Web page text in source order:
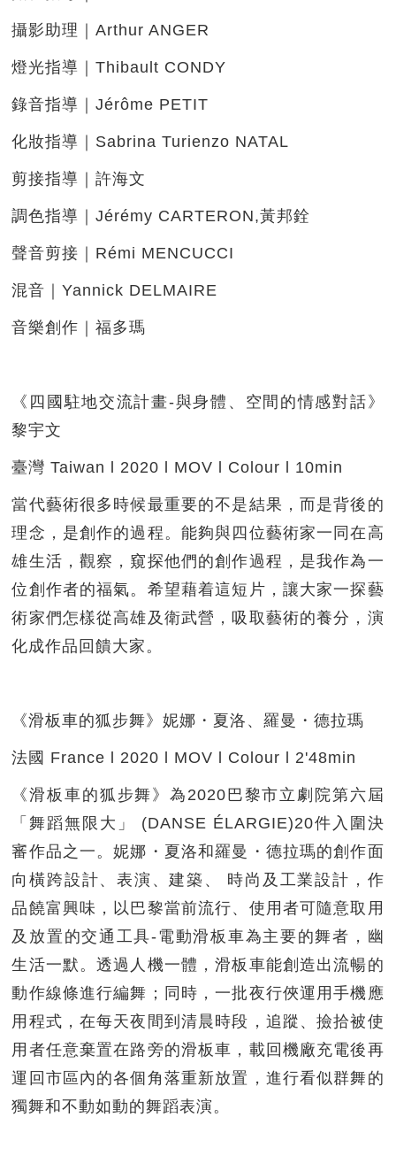
攝影助理｜Arthur ANGER
燈光指導｜Thibault CONDY
錄音指導｜Jérôme PETIT
化妝指導｜Sabrina Turienzo NATAL
剪接指導｜許海文
調色指導｜Jérémy CARTERON,黃邦銓
聲音剪接｜Rémi MENCUCCI
混音｜Yannick DELMAIRE
音樂創作｜福多瑪
《四國駐地交流計畫-與身體、空間的情感對話》
黎宇文
臺灣 Taiwan l 2020 l MOV l Colour l 10min
當代藝術很多時候最重要的不是結果，而是背後的
理念，是創作的過程。能夠與四位藝術家一同在高
雄生活，觀察，窺探他們的創作過程，是我作為一
位創作者的福氣。希望藉着這短片，讓大家一探藝
術家們怎樣從高雄及衛武營，吸取藝術的養分，演
化成作品回饋大家。
《滑板車的狐步舞》妮娜・夏洛、羅曼・德拉瑪
法國 France l 2020 l MOV l Colour l 2'48min
《滑板車的狐步舞》為2020巴黎市立劇院第六屆
「舞蹈無限大」 (DANSE ÉLARGIE)20件入圍決
審作品之一。妮娜・夏洛和羅曼・德拉瑪的創作面
向橫跨設計、表演、建築、 時尚及工業設計，作
品饒富興味，以巴黎當前流行、使用者可隨意取用
及放置的交通工具-電動滑板車為主要的舞者，幽
生活一默。透過人機一體，滑板車能創造出流暢的
動作線條進行編舞；同時，一批夜行俠運用手機應
用程式，在每天夜間到清晨時段，追蹤、撿拾被使
用者任意棄置在路旁的滑板車，載回機廠充電後再
運回市區內的各個角落重新放置，進行看似群舞的
獨舞和不動如動的舞蹈表演。